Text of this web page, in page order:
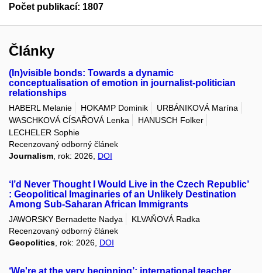
Počet publikací: 1807
Články
(In)visible bonds: Towards a dynamic
conceptualisation of emotion in journalist-politician
relationships
HABERL Melanie HOKAMP Dominik
URBÁNIKOVÁ Marína
WASCHKOVÁ CÍSAŘOVÁ Lenka
HANUSCH Folker
LECHELER Sophie
Recenzovaný odborný článek
Journalism, rok: 2026, DOI
‘I’d Never Thought I Would Live in the Czech Republic’
: Geopolitical Imaginaries of an Unlikely Destination
Among Sub-Saharan African Immigrants
JAWORSKY Bernadette Nadya
KLVAŇOVÁ Radka
Recenzovaný odborný článek
Geopolitics , rok: 2026, DOI
‘We're at the very beginning’: international teacher